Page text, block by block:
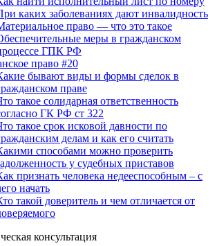
каких заболеваниях дают инвалидность
право — что это такое
меры в гражданском
ГПК РФ
право #20
бывают виды и формы сделок в
праве
такое солидарная ответственность
ГК РФ ст 322
такое срок исковой давности по
делам и как его считать
способами можно проверить
у судебных приставов
признать человека недееспособным – с
начать
такой доверитель и чем отличается от
консультация